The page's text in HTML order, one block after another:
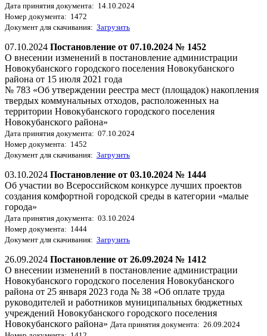
Дата принятия документа: 14.10.2024
Номер документа: 1472
Документ для скачивания: Загрузить
07.10.2024 Постановление от 07.10.2024 № 1452
О внесении изменений в постановление администрации
Новокубанского городского поселения Новокубанского
района от 15 июля 2021 года
№ 783 «Об утверждении реестра мест (площадок) накопления
твердых коммунальных отходов, расположенных на
территории Новокубанского городского поселения
Новокубанского района»
Дата принятия документа: 07.10.2024
Номер документа: 1452
Документ для скачивания: Загрузить
03.10.2024 Постановление от 03.10.2024 № 1444
Об участии во Всероссийском конкурсе лучших проектов
создания комфортной городской среды в категории «малые
города»
Дата принятия документа: 03.10.2024
Номер документа: 1444
Документ для скачивания: Загрузить
26.09.2024 Постановление от 26.09.2024 № 1412
О внесении изменений в постановление администрации
Новокубанского городского поселения Новокубанского
района от 25 января 2023 года № 38 «Об оплате труда
руководителей и работников муниципальных бюджетных
учреждений Новокубанского городского поселения
Новокубанского района» Дата принятия документа: 26.09.2024